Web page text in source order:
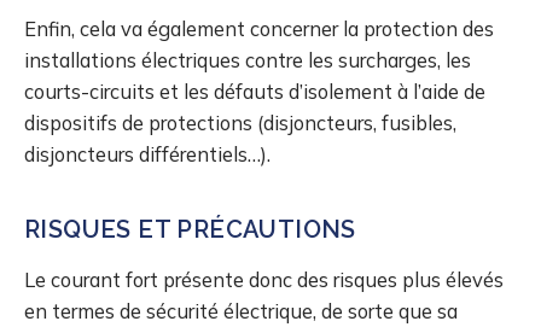
Enfin, cela va également concerner la protection des
installations électriques contre les surcharges, les
courts-circuits et les défauts d’isolement à l’aide de
dispositifs de protections (disjoncteurs, fusibles,
disjoncteurs différentiels…).
RISQUES ET PRÉCAUTIONS
Le courant fort présente donc des risques plus élevés
en termes de sécurité électrique, de sorte que sa